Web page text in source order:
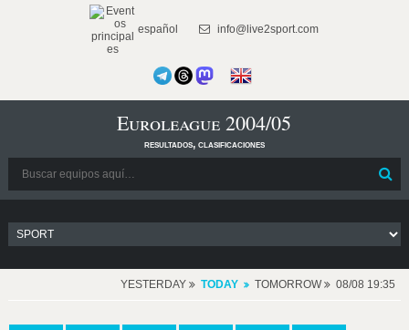
español info@live2sport.com
Euroleague 2004/05
resultados, clasificaciones
YESTERDAY TODAY TOMORROW 08/08 19:35